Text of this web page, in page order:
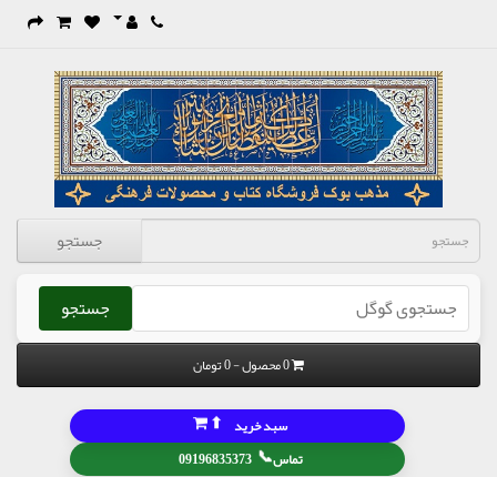
جستجو
جستجو
0 محصول - 0 تومان
تماس📞
09196835373
سبد خرید ⬆